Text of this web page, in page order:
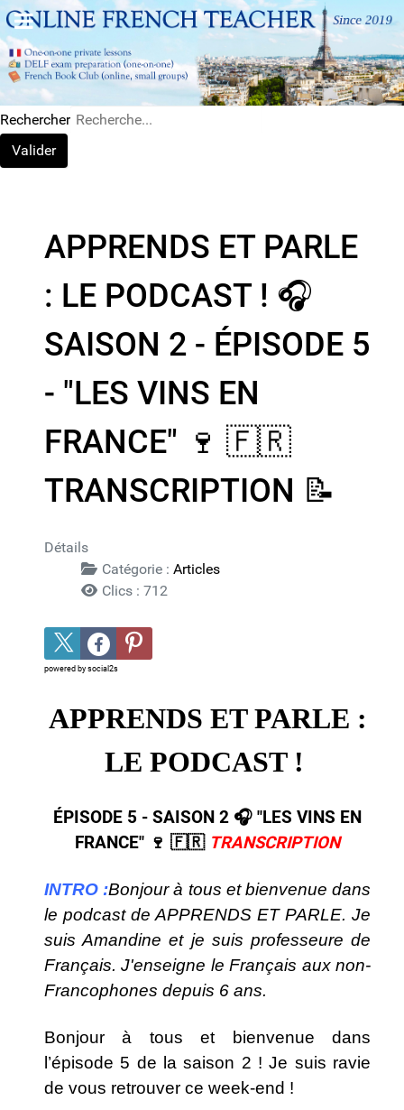
Rechercher
Valider
APPRENDS ET PARLE
: LE PODCAST ! 🎧
SAISON 2 - ÉPISODE 5
- "LES VINS EN
FRANCE" 🍷​ 🇫🇷​ ​
TRANSCRIPTION 📝​
Détails
Catégorie : Articles
Clics : 712
powered by social2s
APPRENDS ET PARLE :
LE PODCAST !
ÉPISODE 5 - SAISON 2 🎧​ "LES VINS EN
FRANCE" ​🍷 ​🇫🇷​ TRANSCRIPTION
INTRO :Bonjour à tous et bienvenue dans
le podcast de APPRENDS ET PARLE. Je
suis Amandine et je suis professeure de
Français. J'enseigne le Français aux non-
Francophones depuis 6 ans.
Bonjour à tous et bienvenue dans
l’épisode 5 de la saison 2 ! Je suis ravie
de vous retrouver ce week-end !